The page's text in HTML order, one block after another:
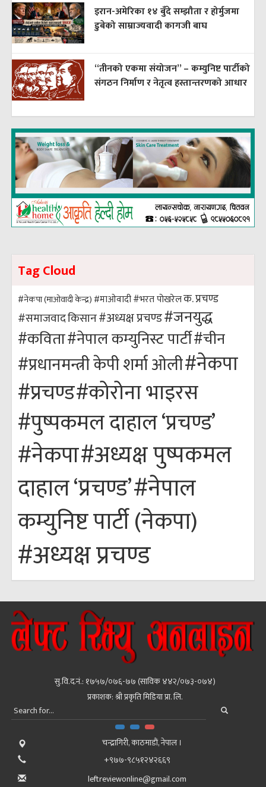
इरान-अमेरिका १४ बुँदे सम्झौता र होर्मुजमा
डुबेको साम्राज्यवादी कागजी बाघ
“तीनको एकमा संयोजन” – कम्युनिष्ट पार्टीको
संगठन निर्माण र नेतृत्व हस्तान्तरणको आधार
Tag Cloud
#नेकपा (माओवादी केन्द्र) #माओवादी#भरत पोखरेलक. प्रचण्ड
#समाजवादकिसान#अध्यक्ष प्रचण्ड#जनयुद्ध
#कविता#नेपाल कम्युनिस्ट पार्टी#चीन
#प्रधानमन्त्री केपी शर्मा ओली#नेकपा
#प्रचण्ड#कोरोना भाइरस
#पुष्पकमल दाहाल ‘प्रचण्ड’
#नेकपा#अध्यक्ष पुष्पकमल
दाहाल ‘प्रचण्ड’#नेपाल
कम्युनिष्ट पार्टी (नेकपा)
#अध्यक्ष प्रचण्ड
सु.वि.द.नं.: १७५७/०७६-७७ (साविक ४४२/०७३-०७४)
प्रकाशक: श्री प्रकृति मिडिया प्रा. लि.
चन्द्रागिरी, काठमाडाैं, नेपाल ।
+९७७-९८५१२४२६६९
leftreviewonline@gmail.com